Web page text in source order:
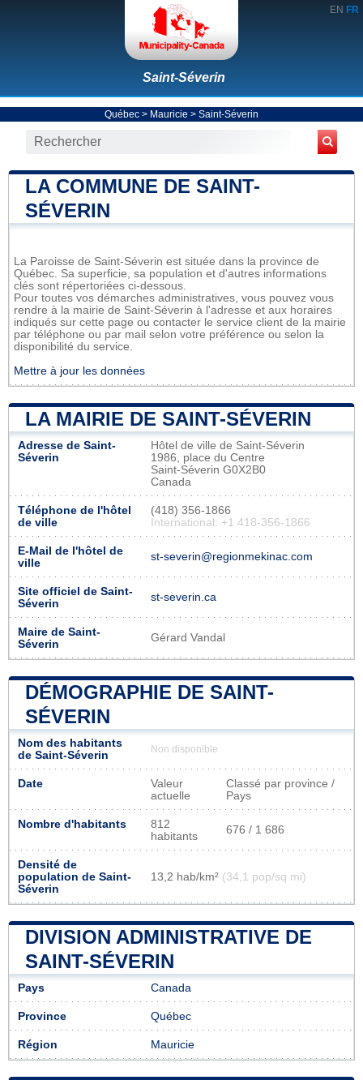
EN FR
Saint-Séverin
Québec > Mauricie > Saint-Séverin
LA COMMUNE DE SAINT-
SÉVERIN
La Paroisse de Saint-Séverin est située dans la province de
Québec. Sa superficie, sa population et d'autres informations
clés sont répertoriées ci-dessous.
Pour toutes vos démarches administratives, vous pouvez vous
rendre à la mairie de Saint-Séverin à l'adresse et aux horaires
indiqués sur cette page ou contacter le service client de la mairie
par téléphone ou par mail selon votre préférence ou selon la
disponibilité du service.
Mettre à jour les données
LA MAIRIE DE SAINT-SÉVERIN
Adresse de Saint-
Séverin
Hôtel de ville de Saint-Séverin
1986, place du Centre
Saint-Séverin G0X2B0
Canada
Téléphone de l'hôtel
de ville
(418) 356-1866
International: +1 418-356-1866
E-Mail de l'hôtel de
ville
st-severin@regionmekinac.com
Site officiel de Saint-
Séverin
st-severin.ca
Maire de Saint-
Séverin
Gérard Vandal
DÉMOGRAPHIE DE SAINT-
SÉVERIN
Nom des habitants
de Saint-Séverin
Non disponible
Date
Valeur
actuelle
Classé par province /
Pays
Nombre d'habitants
812
habitants
676 / 1 686
Densité de
population de Saint-
Séverin
13,2 hab/km² (34,1 pop/sq mi)
DIVISION ADMINISTRATIVE DE
SAINT-SÉVERIN
Pays Canada
Province Québec
Région Mauricie